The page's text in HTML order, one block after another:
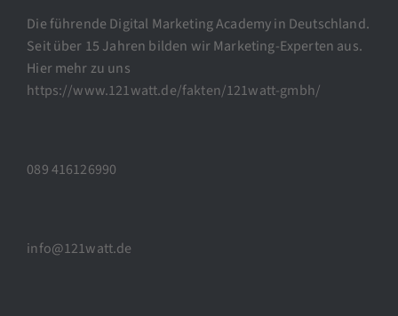
Die führende Digital Marketing Academy in Deutschland.
Seit über 15 Jahren bilden wir Marketing-Experten aus.
Hier mehr zu uns
https://www.121watt.de/fakten/121watt-gmbh/
089 416126990
info@121watt.de